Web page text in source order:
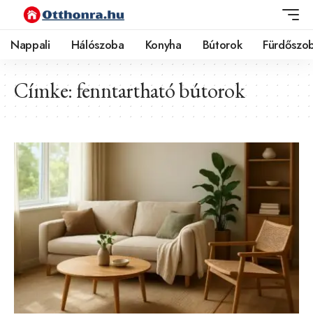
Nappali Hálószoba Konyha Bútorok
Címke: fenntartható bútorok